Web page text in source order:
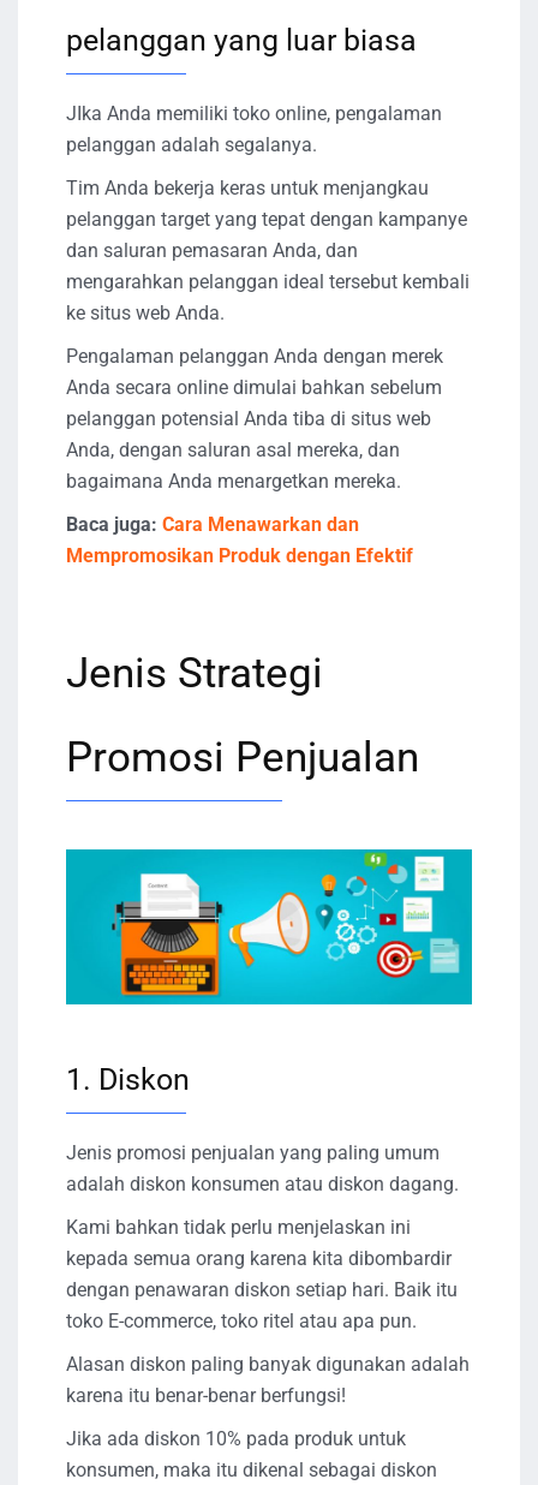
pelanggan yang luar biasa
JIka Anda memiliki toko online, pengalaman
pelanggan adalah segalanya.
Tim Anda bekerja keras untuk menjangkau
pelanggan target yang tepat dengan kampanye
dan saluran pemasaran Anda, dan
mengarahkan pelanggan ideal tersebut kembali
ke situs web Anda.
Pengalaman pelanggan Anda dengan merek
Anda secara online dimulai bahkan sebelum
pelanggan potensial Anda tiba di situs web
Anda, dengan saluran asal mereka, dan
bagaimana Anda menargetkan mereka.
Baca juga: Cara Menawarkan dan
Mempromosikan Produk dengan Efektif
Jenis Strategi
Promosi Penjualan
1. Diskon
Jenis promosi penjualan yang paling umum
adalah diskon konsumen atau diskon dagang.
Kami bahkan tidak perlu menjelaskan ini
kepada semua orang karena kita dibombardir
dengan penawaran diskon setiap hari. Baik itu
toko E-commerce, toko ritel atau apa pun.
Alasan diskon paling banyak digunakan adalah
karena itu benar-benar berfungsi!
Jika ada diskon 10% pada produk untuk
konsumen, maka itu dikenal sebagai diskon